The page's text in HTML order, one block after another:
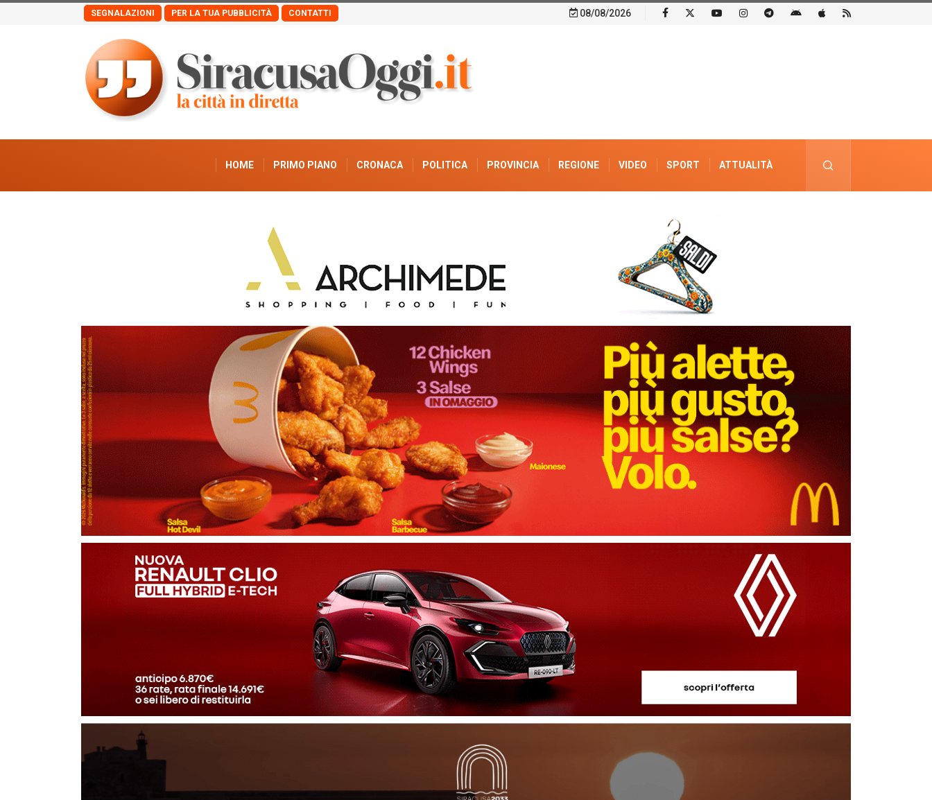
SEGNALAZIONI PER LA TUA PUBBLICITÀ CONTATTI 08/08/2026
HOME PRIMO PIANO CRONACA POLITICA PROVINCIA REGIONE VIDEO SPORT ATTUALITÀ
PUBBLICITÀ ELETTORALE